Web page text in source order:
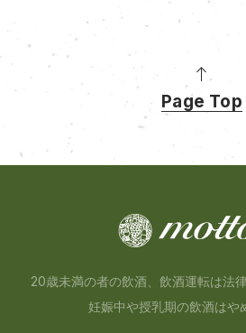
Page Top
20歳未満の者の飲酒、飲酒運転は法
妊娠中や授乳期の飲酒はや